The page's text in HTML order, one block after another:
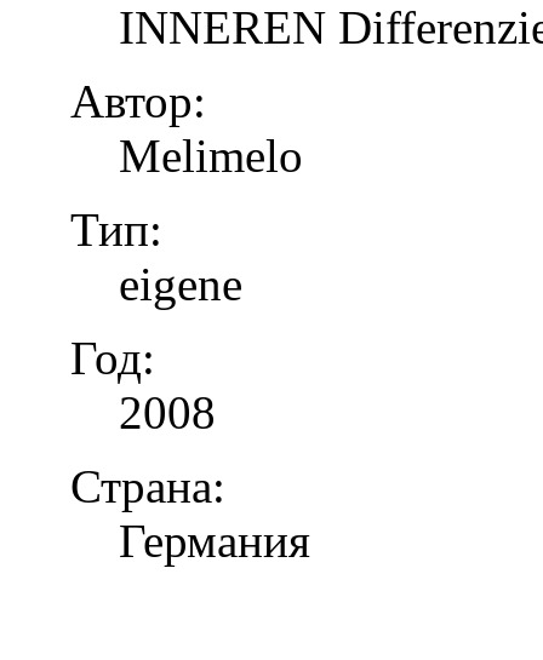
INNEREN
Автор:
Melimelo
Тип:
eigene
Год:
2008
Страна:
Германия